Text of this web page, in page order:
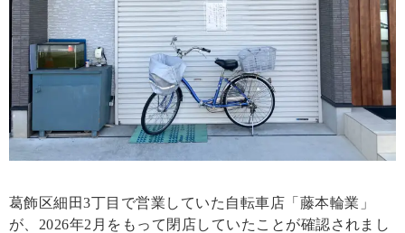
葛飾区細田3丁目で営業していた自転車店「藤本輪業」
が、2026年2月をもって閉店していたことが確認されまし